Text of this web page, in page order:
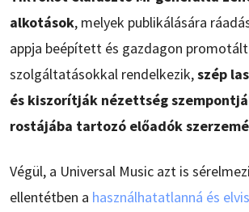
alkotások, melyek publikálására
appja beépített és gazdagon promotált
szolgáltatásokkal rendelkezik,szép
és kiszorítják nézettség
rostájába tartozó előadók
Végül, a Universal Music azt is
ellentétben a használhatatlanná és